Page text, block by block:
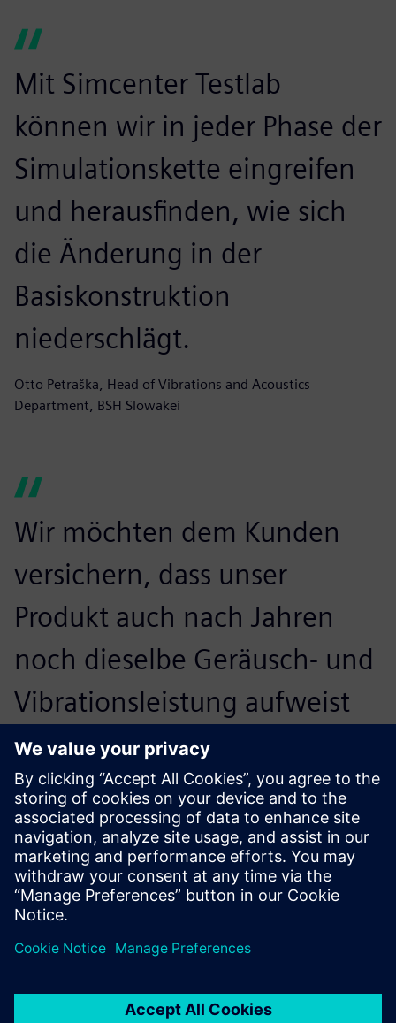
Mit Simcenter Testlab
können wir in jeder Phase der
Simulationskette eingreifen
und herausfinden, wie sich
die Änderung in der
Basiskonstruktion
niederschlägt.
Otto Petraška, Head of Vibrations and Acoustics
Department, BSH Slowakei
Wir möchten dem Kunden
versichern, dass unser
Produkt auch nach Jahren
noch dieselbe Geräusch- und
Vibrationsleistung aufweist
wie am Tag des Kaufs. Das
stärkt das Vertrauen in
unsere Marke und wir hoffen,
dass wir unsere Kunden
davon überzeugen können,
auch unsere nächste
Generation von Geräten zu